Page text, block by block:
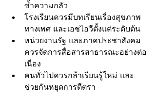
ซ้ำความกลัว
โรงเรียนควรมีบทเรียนเรื่องสุขภาพ
ทางเพศ และเอชไอวีตั้งแต่ระดับต้น
หน่วยงานรัฐ และภาคประชาสังคม
ควรจัดการสื่อสารสาธารณะอย่างต่อ
เนื่อง
คนทั่วไปควรกล้าเรียนรู้ใหม่ และ
ช่วยกันหยุดการตีตรา